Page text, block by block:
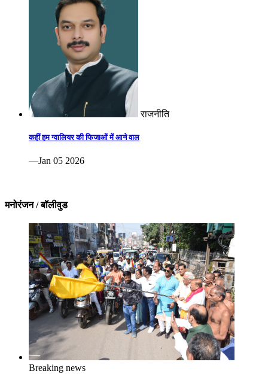
राजनीति
कहीं हम ग्वालियर की फिजाओं में आने वाल
—Jan 05 2026
मनोरंजन / बॉलीवुड
Breaking news